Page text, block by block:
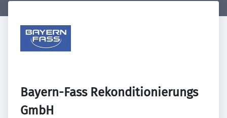
Bayern-Fass Rekonditionierungs
GmbH